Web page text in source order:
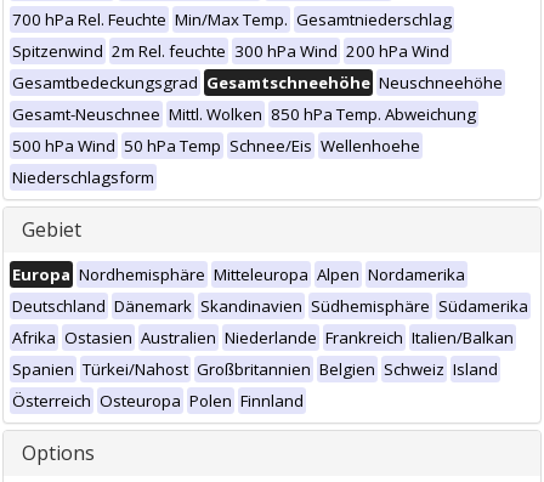
700 hPa Rel. Feuchte Min/Max Temp. Gesamtniederschlag
Spitzenwind 2m Rel. feuchte 300 hPa Wind 200 hPa Wind
Gesamtbedeckungsgrad Gesamtschneehöhe Neuschneehöhe
Gesamt-Neuschnee Mittl. Wolken 850 hPa Temp. Abweichung
500 hPa Wind 50 hPa Temp Schnee/Eis Wellenhoehe
Niederschlagsform
Gebiet
Europa Nordhemisphäre Mitteleuropa Alpen Nordamerika
Deutschland Dänemark Skandinavien Südhemisphäre Südamerika
Afrika Ostasien Australien Niederlande Frankreich Italien/Balkan
Spanien Türkei/Nahost Großbritannien Belgien Schweiz Island
Österreich Osteuropa Polen Finnland
Options